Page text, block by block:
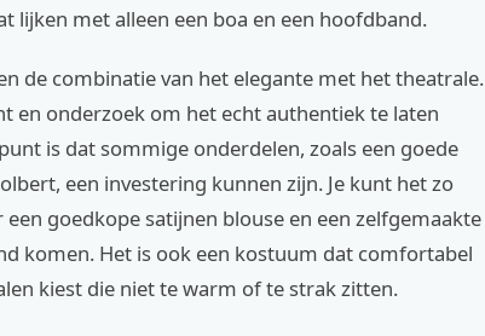
lijken met alleen een boa en een hoofdband.
de combinatie van het elegante met het theatrale.
en onderzoek om het echt authentiek te laten
is dat sommige onderdelen, zoals een goede
een investering kunnen zijn. Je kunt het zo
goedkope satijnen blouse en een zelfgemaakte
komen. Het is ook een kostuum dat comfortabel
kiest die niet te warm of te strak zitten.